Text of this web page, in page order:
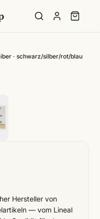
· schwarz/silber/rot/blau
Hersteller von
— vom Lineal